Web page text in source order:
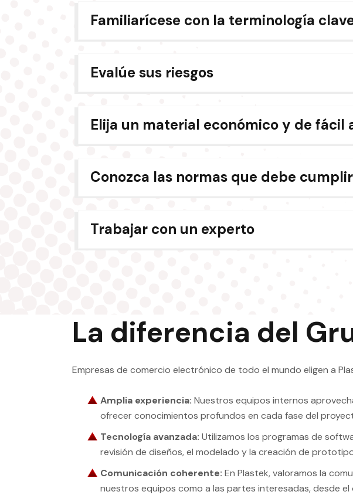
Familiarícese con la terminología
Evalúe sus riesgos
Elija un material económico y de fácil
Conozca las normas que debe cumplir
Trabajar con un experto
La diferencia del
Empresas de comercio electrónico de todo el mundo eligen a
Amplia experiencia: Nuestros equipos internos
ofrecer conocimientos profundos en cada fase del
Tecnología avanzada: Utilizamos los programas de
revisión de diseños, el modelado y la creación de
Comunicación coherente: En Plastek, valoramos la
nuestros equipos como a las partes interesadas, desde